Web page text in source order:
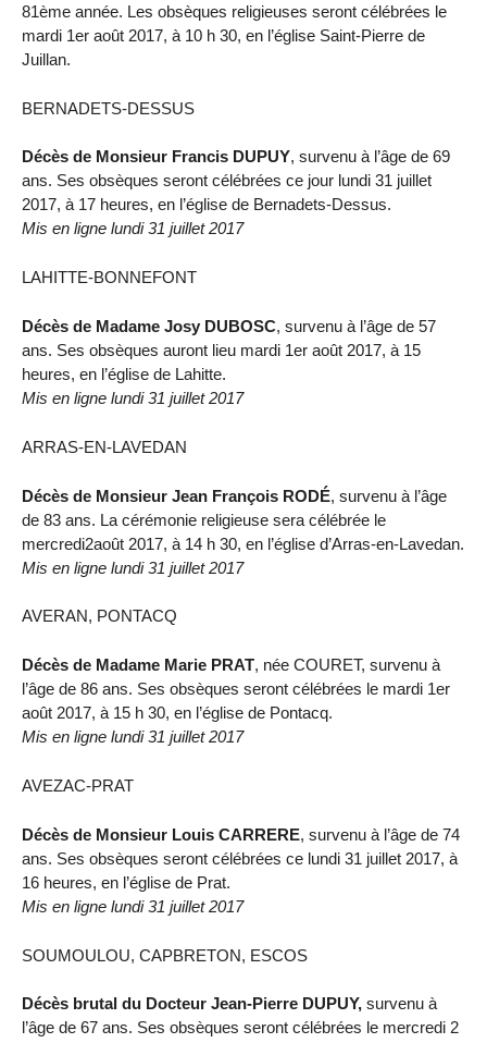
81ème année. Les obsèques religieuses seront célébrées le
mardi 1er août 2017, à 10 h 30, en l’église Saint-Pierre de
Juillan.
BERNADETS-DESSUS
Décès de Monsieur Francis DUPUY, survenu à l’âge de 69
ans. Ses obsèques seront célébrées ce jour lundi 31 juillet
2017, à 17 heures, en l’église de Bernadets-Dessus.
Mis en ligne lundi 31 juillet 2017
LAHITTE-BONNEFONT
Décès de Madame Josy DUBOSC, survenu à l’âge de 57
ans. Ses obsèques auront lieu mardi 1er août 2017, à 15
heures, en l’église de Lahitte.
Mis en ligne lundi 31 juillet 2017
ARRAS-EN-LAVEDAN
Décès de Monsieur Jean François RODÉ, survenu à l’âge
de 83 ans. La cérémonie religieuse sera célébrée le
mercredi2août 2017, à 14 h 30, en l’église d’Arras-en-Lavedan.
Mis en ligne lundi 31 juillet 2017
AVERAN, PONTACQ
Décès de Madame Marie PRAT, née COURET, survenu à
l’âge de 86 ans. Ses obsèques seront célébrées le mardi 1er
août 2017, à 15 h 30, en l’église de Pontacq.
Mis en ligne lundi 31 juillet 2017
AVEZAC-PRAT
Décès de Monsieur Louis CARRERE, survenu à l’âge de 74
ans. Ses obsèques seront célébrées ce lundi 31 juillet 2017, à
16 heures, en l’église de Prat.
Mis en ligne lundi 31 juillet 2017
SOUMOULOU, CAPBRETON, ESCOS
Décès brutal du Docteur Jean-Pierre DUPUY, survenu à
l’âge de 67 ans. Ses obsèques seront célébrées le mercredi 2